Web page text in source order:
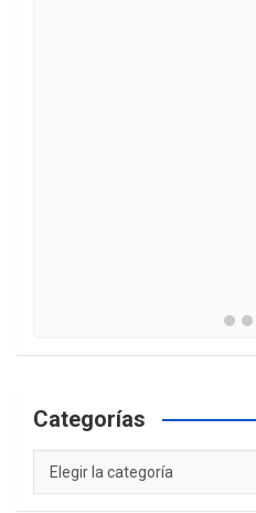
Categorías
Categorías